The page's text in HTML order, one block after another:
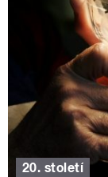
20. století